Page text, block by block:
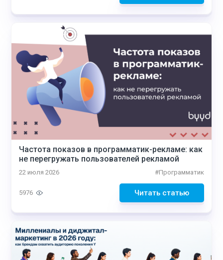
Частота показов в программатик-рекламе: как
не перегружать пользователей рекламой
22 июля 2026 #Программатик
Читать статью
5976